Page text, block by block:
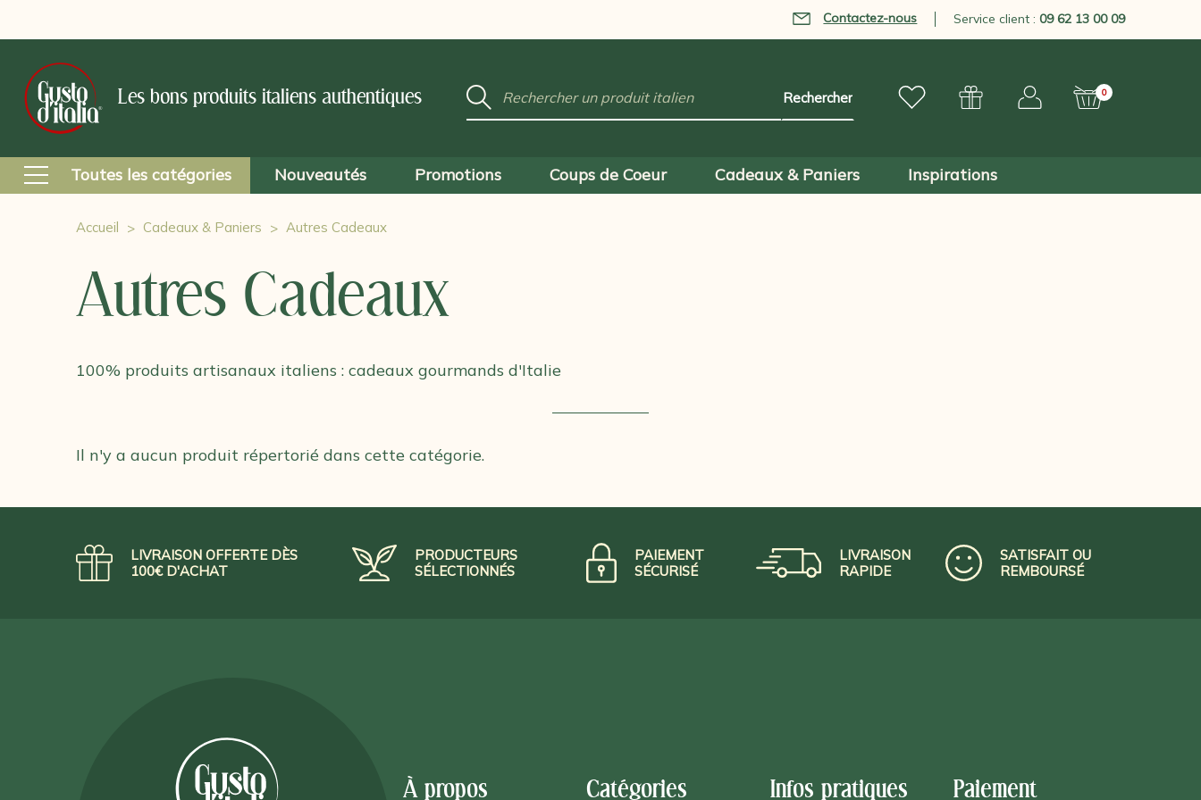
Contactez-nous Service client :09 62 13 00 09
Les bons produits italiens authentiques 0
Mot
clé
Toutes les catégories Nouveautés Promotions Coups de Coeur Cadeaux & Paniers Inspirations
Accueil Cadeaux & Paniers Autres Cadeaux
Autres Cadeaux
100% produits artisanaux italiens : cadeaux gourmands d'Italie
Il n'y a aucun produit répertorié dans cette catégorie.
LIVRAISON OFFERTE DÈS
100€ D'ACHAT
PRODUCTEURS
SÉLECTIONNÉS
PAIEMENT
SÉCURISÉ
LIVRAISON
RAPIDE
SATISFAIT OU
REMBOURSÉ
À propos Catégories Infos pratiques Paiement